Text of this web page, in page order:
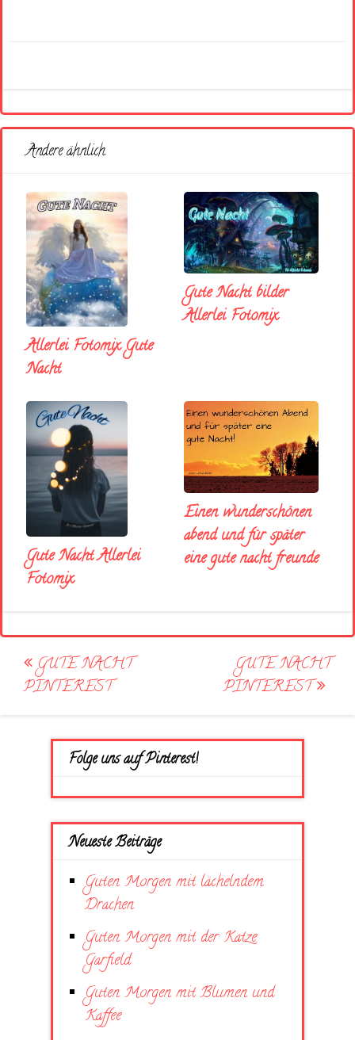
Andere ähnlich
Allerlei Fotomix Gute
Nacht
Gute Nacht bilder
Allerlei Fotomix
Gute Nacht Allerlei
Fotomix
Einen wunderschönen
abend und für später
eine gute nacht freunde
Post
navigation
GUTE NACHT
PINTEREST
GUTE NACHT
PINTEREST
Folge uns auf Pinterest!
Neueste Beiträge
Guten Morgen mit lächelndem
Drachen
Guten Morgen mit der Katze
Garfield
Guten Morgen mit Blumen und
Kaffee